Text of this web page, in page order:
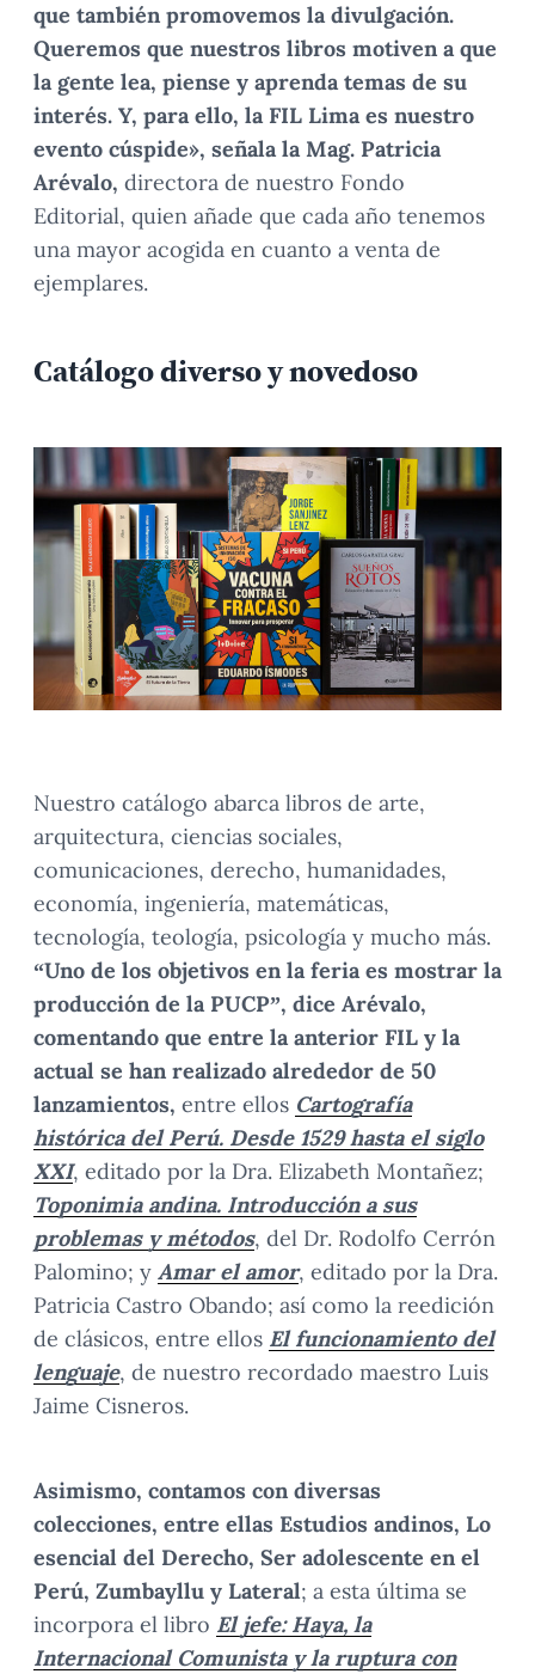
que también promovemos la divulgación.
Queremos que nuestros libros motiven a que
la gente lea, piense y aprenda temas de su
interés. Y, para ello, la FIL Lima es nuestro
evento cúspide», señala la Mag. Patricia
Arévalo, directora de nuestro Fondo
Editorial, quien añade que cada año tenemos
una mayor acogida en cuanto a venta de
ejemplares.
Catálogo diverso y novedoso
Nuestro catálogo abarca libros de arte,
arquitectura, ciencias sociales,
comunicaciones, derecho, humanidades,
economía, ingeniería, matemáticas,
tecnología, teología, psicología y mucho más.
“Uno de los objetivos en la feria es mostrar la
producción de la PUCP”, dice Arévalo,
comentando que entre la anterior FIL y la
actual se han realizado alrededor de 50
lanzamientos, entre ellos Cartografía
histórica del Perú. Desde 1529 hasta el siglo
XXI, editado por la Dra. Elizabeth Montañez;
Toponimia andina. Introducción a sus
problemas y métodos, del Dr. Rodolfo Cerrón
Palomino; y Amar el amor, editado por la Dra.
Patricia Castro Obando; así como la reedición
de clásicos, entre ellos El funcionamiento del
lenguaje, de nuestro recordado maestro Luis
Jaime Cisneros.
Asimismo, contamos con diversas
colecciones, entre ellas Estudios andinos, Lo
esencial del Derecho, Ser adolescente en el
Perú, Zumbayllu y Lateral; a esta última se
incorpora el libro El jefe: Haya, la
Internacional Comunista y la ruptura con